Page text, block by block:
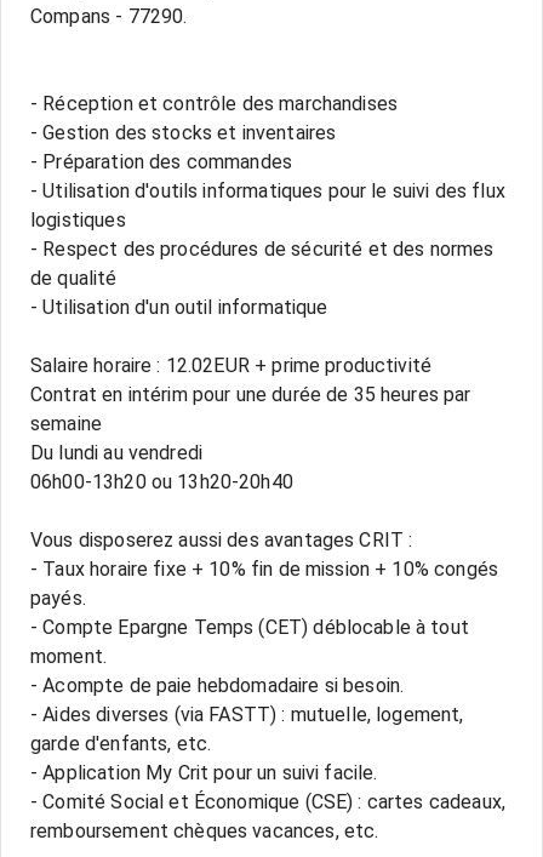
Compans - 77290.
- Réception et contrôle des marchandises
- Gestion des stocks et inventaires
- Préparation des commandes
- Utilisation d'outils informatiques pour le suivi des flux
logistiques
- Respect des procédures de sécurité et des normes
de qualité
- Utilisation d'un outil informatique
Salaire horaire : 12.02EUR + prime productivité
Contrat en intérim pour une durée de 35 heures par
semaine
Du lundi au vendredi
06h00-13h20 ou 13h20-20h40
Vous disposerez aussi des avantages CRIT :
- Taux horaire fixe + 10% fin de mission + 10% congés
payés.
- Compte Epargne Temps (CET) déblocable à tout
moment.
- Acompte de paie hebdomadaire si besoin.
- Aides diverses (via FASTT) : mutuelle, logement,
garde d'enfants, etc.
- Application My Crit pour un suivi facile.
- Comité Social et Économique (CSE) : cartes cadeaux,